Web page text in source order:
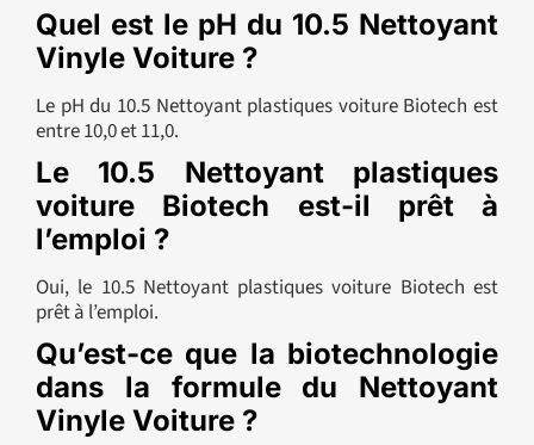
Quel est le pH du 10.5 Nettoyant
Vinyle Voiture ?
Le pH du 10.5 Nettoyant plastiques voiture Biotech est
entre 10,0 et 11,0.
Le 10.5 Nettoyant plastiques
voiture Biotech est-il prêt à
l’emploi ?
Oui, le 10.5 Nettoyant plastiques voiture Biotech est
prêt à l’emploi.
Qu’est-ce que la biotechnologie
dans la formule du Nettoyant
Vinyle Voiture ?